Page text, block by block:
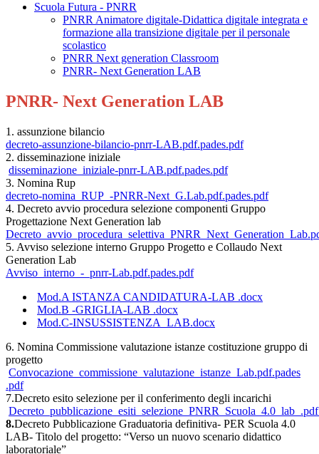
Scuola Futura - PNRR
PNRR Animatore digitale-Didattica digitale integrata e
formazione alla transizione digitale per il personale
scolastico
PNRR Next generation Classroom
PNRR- Next Generation LAB
PNRR- Next Generation LAB
1. assunzione bilancio
decreto-assunzione-bilancio-pnrr-LAB.pdf.pades.pdf
2. disseminazione iniziale
disseminazione_iniziale-pnrr-LAB.pdf.pades.pdf
3. Nomina Rup
decreto-nomina_RUP_-PNRR-Next_G.Lab.pdf.pades.pdf
4. Decreto avvio procedura selezione componenti Gruppo
Progettazione Next Generation lab
5. Avviso selezione interno Gruppo Progetto e Collaudo Next
Generation Lab
Avviso_interno_-_pnrr-Lab.pdf.pades.pdf
Mod.A ISTANZA CANDIDATURA-LAB .docx
Mod.B -GRIGLIA-LAB .docx
Mod.C-INSUSSISTENZA_LAB.docx
6. Nomina Commissione valutazione istanze costituzione gruppo di
progetto
Convocazione_commissione_valutazione_istanze_Lab.pdf.pades
.pdf
7.Decreto esito selezione per il conferimento degli incarichi
8.Decreto Pubblicazione Graduatoria definitiva- PER Scuola 4.0
LAB- Titolo del progetto: “Verso un nuovo scenario didattico
laboratoriale”